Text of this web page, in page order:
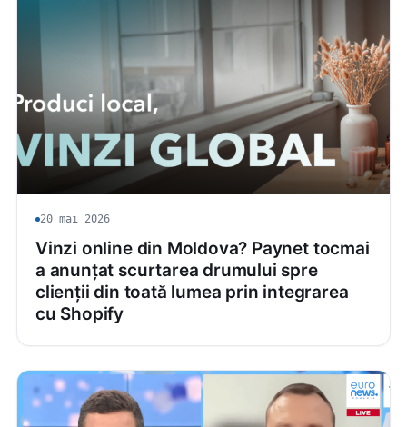
20 mai 2026
Vinzi online din Moldova? Paynet tocmai
a anunțat scurtarea drumului spre
clienții din toată lumea prin integrarea
cu Shopify